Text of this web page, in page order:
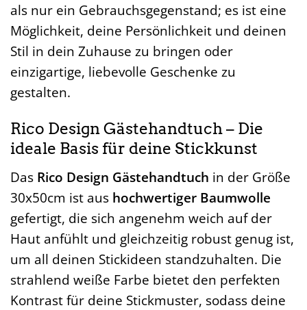
als nur ein Gebrauchsgegenstand; es ist eine
Möglichkeit, deine Persönlichkeit und deinen
Stil in dein Zuhause zu bringen oder
einzigartige, liebevolle Geschenke zu
gestalten.
Rico Design Gästehandtuch – Die
ideale Basis für deine Stickkunst
Das Rico Design Gästehandtuch in der Größe
30x50cm ist aus hochwertiger Baumwolle
gefertigt, die sich angenehm weich auf der
Haut anfühlt und gleichzeitig robust genug ist,
um all deinen Stickideen standzuhalten. Die
strahlend weiße Farbe bietet den perfekten
Kontrast für deine Stickmuster, sodass deine